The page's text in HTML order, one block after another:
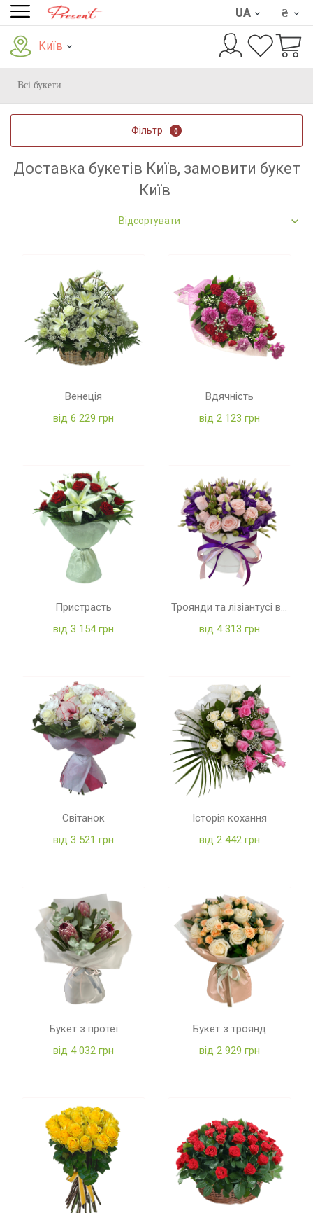
UA ₴
Київ
Всі букети
Фільтр 0
Доставка букетів Київ, замовити букет
Київ
Відсортувати
Венеція
від 6 229 грн
Вдячність
від 2 123 грн
Пристрасть
від 3 154 грн
Троянди та лізіантусі в коробці
від 4 313 грн
Світанок
від 3 521 грн
Історія кохання
від 2 442 грн
Букет з протеї
від 4 032 грн
Букет з троянд
від 2 929 грн